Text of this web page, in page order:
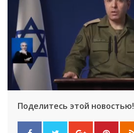
Поделитесь этой новостью!